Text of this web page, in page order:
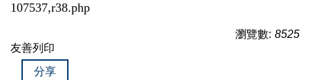
107537,r38.php
瀏覽數: 8525
友善列印
分享